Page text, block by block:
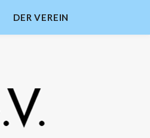
DER VEREIN